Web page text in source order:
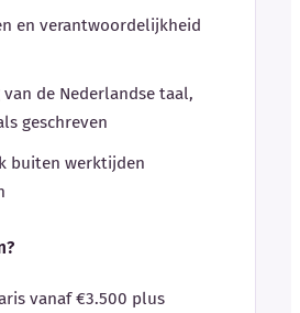
en verantwoordelijkheid
de Nederlandse taal,
geschreven
buiten werktijden
vanaf €3.500 plus